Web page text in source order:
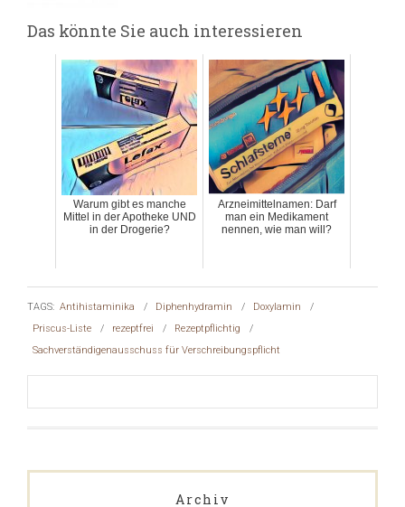
Das könnte Sie auch interessieren
Warum gibt es manche
Mittel in der Apotheke UND
in der Drogerie?
Arzneimittelnamen: Darf
man ein Medikament
nennen, wie man will?
TAGS: Antihistaminika / Diphenhydramin / Doxylamin
/
Priscus-Liste
/ rezeptfrei / Rezeptpflichtig
/
Sachverständigenausschuss für Verschreibungspflicht
Archiv